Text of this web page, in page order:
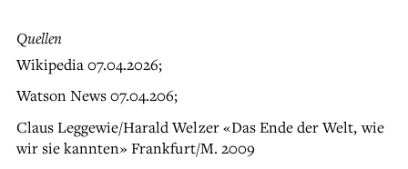
Quellen
Wikipedia 07.04.2026;
Watson News 07.04.206;
Claus Leggewie/Harald Welzer «Das Ende der Welt, wie
wir sie kannten» Frankfurt/M. 2009